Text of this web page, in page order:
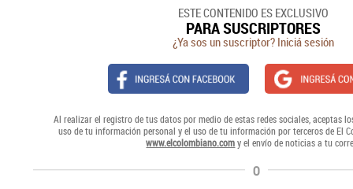
ESTE CONTENIDO ES EXCLUSIVO
PARA SUSCRIPTORES
¿Ya sos un suscriptor? Iniciá sesión
Al realizar el registro de tus datos por medio de estas redes sociales, aceptas
uso de tu información personal y el uso de tu información por terceros de El
www.elcolombiano.comy el envío de noticias a tu
O